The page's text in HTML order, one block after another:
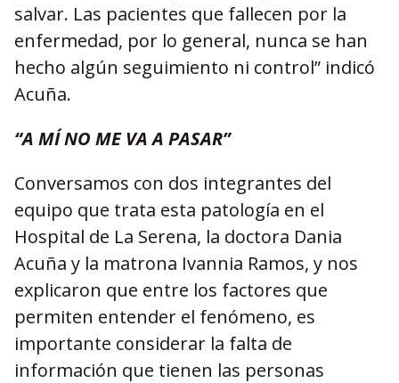
salvar. Las pacientes que fallecen por la
enfermedad, por lo general, nunca se han
hecho algún seguimiento ni control” indicó
Acuña.
“A MÍ NO ME VA A PASAR”
Conversamos con dos integrantes del
equipo que trata esta patología en el
Hospital de La Serena, la doctora Dania
Acuña y la matrona Ivannia Ramos, y nos
explicaron que entre los factores que
permiten entender el fenómeno, es
importante considerar la falta de
información que tienen las personas